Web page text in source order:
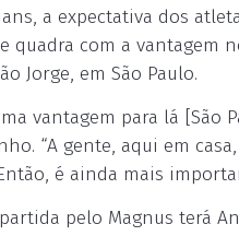
a expectativa dos
quadra com a
Jorge, em São Paulo.
vantagem para lá [São
“A gente, aqui em
é ainda mais
pelo Magnus terá